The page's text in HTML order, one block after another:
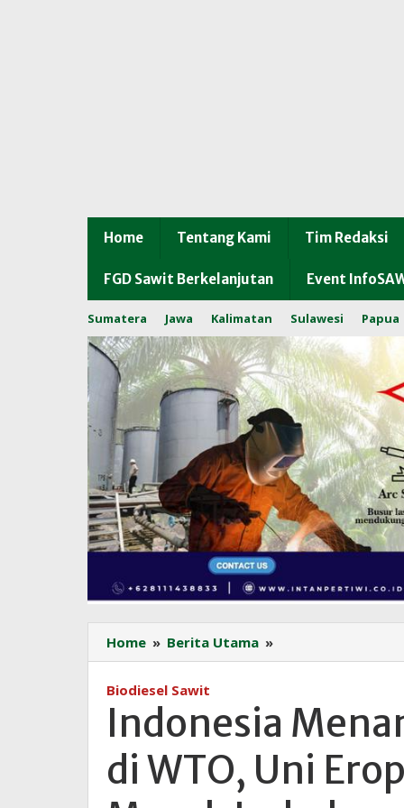
Home Tentang Kami Tim Redaksi
FGD Sawit Berkelanjutan Event
Sumatera Jawa Kalimatan Sulawesi Papua
Home » Berita Utama »
Menang
di
WTO,
Uni
Eropa
Diminta
Biodiesel Sawit
Indonesia
di WTO, Uni